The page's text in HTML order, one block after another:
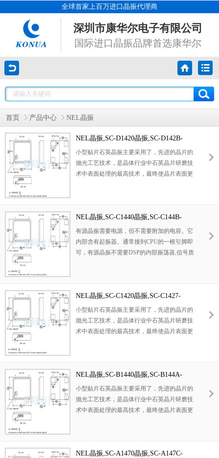
全球首家上百万进口晶振代理商
深圳市康华尔电子有限公司
国际进口晶振品牌首选康华尔
首页 产品中心 NEL晶振
NEL晶振,SC-D1420晶振,SC-D142B-
FREQ晶振
小型贴片石英晶振主要采用了，先进的晶片的
抛光工艺技术，是晶体行业中石英晶片研磨技
术中表面处理的最高技术，最终使晶片表面更
的生产工艺，使产品在各项参数得到了很大的
改良,外观尺寸具有薄型表面贴片型石英晶体谐
振器,特别适用于有小型化要求的市场领域,比
如智能手机,无线蓝牙,平板电脑等电子数码产
品。
NEL晶振,SC-C1440晶振,SC-C144B-
FREQ晶振
有源晶振需要电源，但不需要附加的电容。它
内部含有起振器。通常接到CPU的一根引脚即
可，有源晶振不需要DSP的内部振荡器,信号质
PI型滤波网络,输出端用一个小阻值的电阻过滤
信号即可),不需要复杂的配置电路.有源晶振通
常的用法:一脚悬空,二脚接地,三脚接输出,四脚
接电压
NEL晶振,SC-C1420晶振,SC-C1427-
FREQ晶振
小型贴片石英晶振主要采用了，先进的晶片的
抛光工艺技术，是晶体行业中石英晶片研磨技
术中表面处理的最高技术，最终使晶片表面更
的生产工艺，使产品在各项参数得到了很大的
改良,外观尺寸具有薄型表面贴片型石英晶体谐
振器,特别适用于有小型化要求的市场领域,比
如智能手机,无线蓝牙,平板电脑等电子数码产
品。
NEL晶振,SC-B1440晶振,SC-B144A-
FREQ晶振
小型贴片石英晶振主要采用了，先进的晶片的
抛光工艺技术，是晶体行业中石英晶片研磨技
术中表面处理的最高技术，最终使晶片表面更
的生产工艺，使产品在各项参数得到了很大的
改良,外观尺寸具有薄型表面贴片型石英晶体谐
NEL晶振,SC-A1470晶振,SC-A147C-